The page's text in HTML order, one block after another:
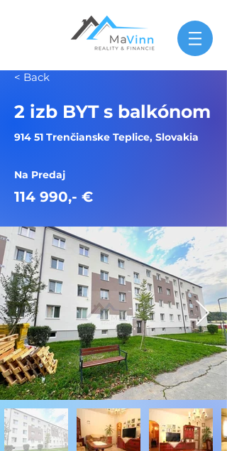
< Back
2 izb BYT s balkónom
914 51 Trenčianske Teplice, Slovakia
Na Predaj
114 990,- €